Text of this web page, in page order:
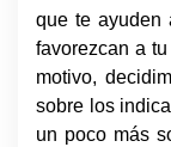
que te ayuden
favorezcan a
motivo,
sobre los
un poco más